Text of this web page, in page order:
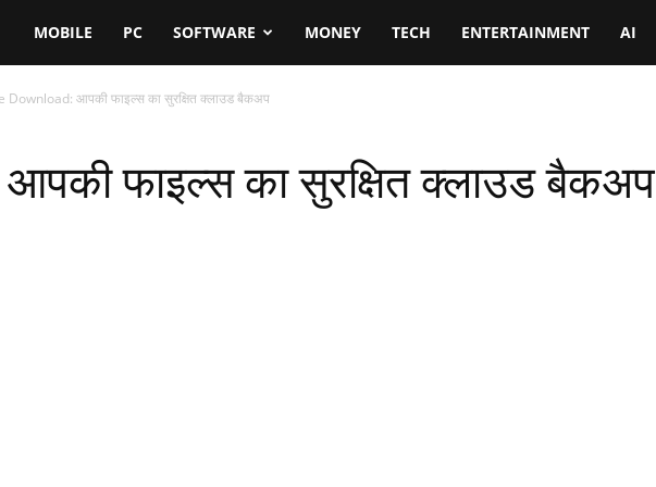
MOBILE PC SOFTWARE MONEY TECH ENTERTAINMENT AI
Download: आपकी फाइल्स का सुरक्षित क्लाउड बैकअप
फाइल्स का सुरक्षित क्लाउड बैकअप